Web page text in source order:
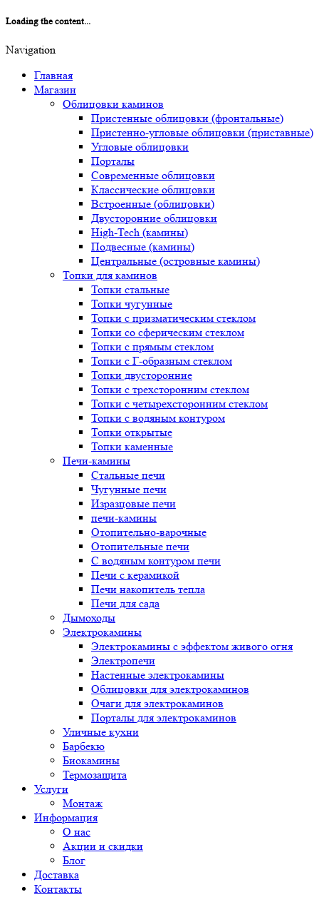
Loading the content...
Navigation
Главная
Магазин
Облицовки каминов
Пристенные облицовки (фронтальные)
Пристенно-угловые облицовки (приставные)
Угловые облицовки
Порталы
Современные облицовки
Классические облицовки
Встроенные (облицовки)
Двусторонние облицовки
High-Tech (камины)
Подвесные (камины)
Центральные (островные камины)
Топки для каминов
Топки стальные
Топки чугунные
Топки с призматическим стеклом
Топки со сферическим стеклом
Топки с прямым стеклом
Топки с Г-образным стеклом
Топки двусторонние
Топки с трехсторонним стеклом
Топки с четырехсторонним стеклом
Топки с водяным контуром
Топки открытые
Топки каменные
Печи-камины
Стальные печи
Чугунные печи
Изразцовые печи
печи-камины
Отопительно-варочные
Отопительные печи
С водяным контуром печи
Печи с керамикой
Печи накопитель тепла
Печи для сада
Дымоходы
Электрокамины
Электрокамины с эффектом живого огня
Электропечи
Настенные электрокамины
Облицовки для электрокаминов
Очаги для электрокаминов
Порталы для электрокаминов
Уличные кухни
Барбекю
Биокамины
Термозащита
Услуги
Монтаж
Информация
О нас
Акции и скидки
Блог
Доставка
Контакты